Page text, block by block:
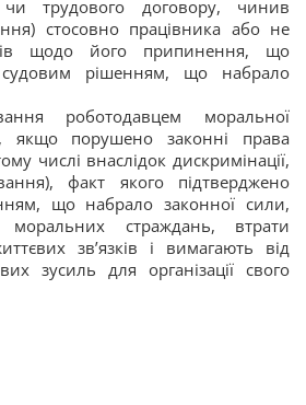
чи трудового договору, чинив
стосовно працівника або не
щодо його припинення, що
судовим рішенням, що набрало
роботодавцем моральної
якщо порушено законні права
числі внаслідок дискримінації,
факт якого підтверджено
що набрало законної сили,
страждань, втрати
зв’язків і вимагають від
зусиль для організації свого